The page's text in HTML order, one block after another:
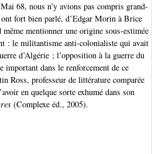
68, nous n’y avions pas compris grand-
ont fort bien parlé, d’Edgar Morin à Brice
mentionner une origine sous-estimée
: le militantisme anti-colonialiste qui avait
d’Algérie ; l’opposition à la guerre du
important dans le renforcement de ce
Ross, professeur de littérature comparée
en quelque sorte exhumé dans son
(Complexe éd., 2005).